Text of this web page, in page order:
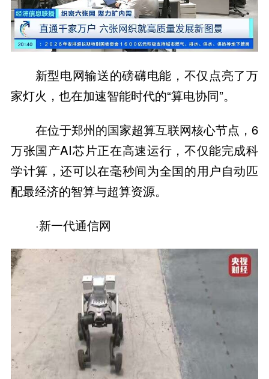
新型电网输送的磅礴电能，不仅点亮了万
家灯火，也在加速智能时代的“算电协同”。
在位于郑州的国家超算互联网核心节点，6
万张国产AI芯片正在高速运行，不仅能完成科
学计算，还可以在毫秒间为全国的用户自动匹
配最经济的智算与超算资源。
·新一代通信网